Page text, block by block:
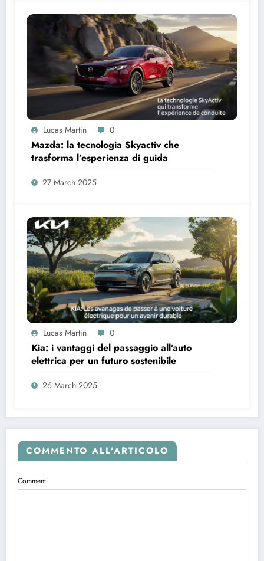
Lucas Martin 0
Mazda: la tecnologia Skyactiv che
trasforma l’esperienza di guida
27 March 2025
Lucas Martin 0
Kia: i vantaggi del passaggio all’auto
elettrica per un futuro sostenibile
26 March 2025
COMMENTO ALL'ARTICOLO
Commenti